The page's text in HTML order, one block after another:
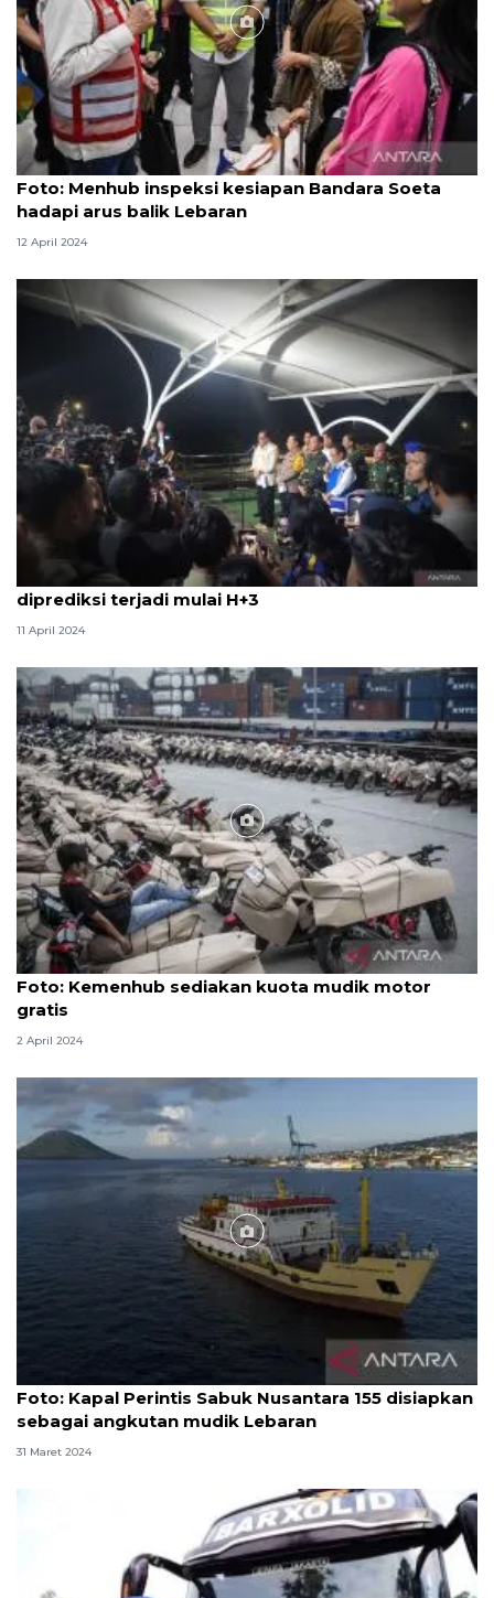
Foto
Foto: Menhub inspeksi kesiapan Bandara Soeta
hadapi arus balik Lebaran
12 April 2024
Puncak arus balik Lebaran ke Jabodetabek
diprediksi terjadi mulai H+3
11 April 2024
Foto
Foto: Kemenhub sediakan kuota mudik motor
gratis
2 April 2024
Foto: Kapal Perintis Sabuk Nusantara 155 disiapkan
sebagai angkutan mudik Lebaran
31 Maret 2024